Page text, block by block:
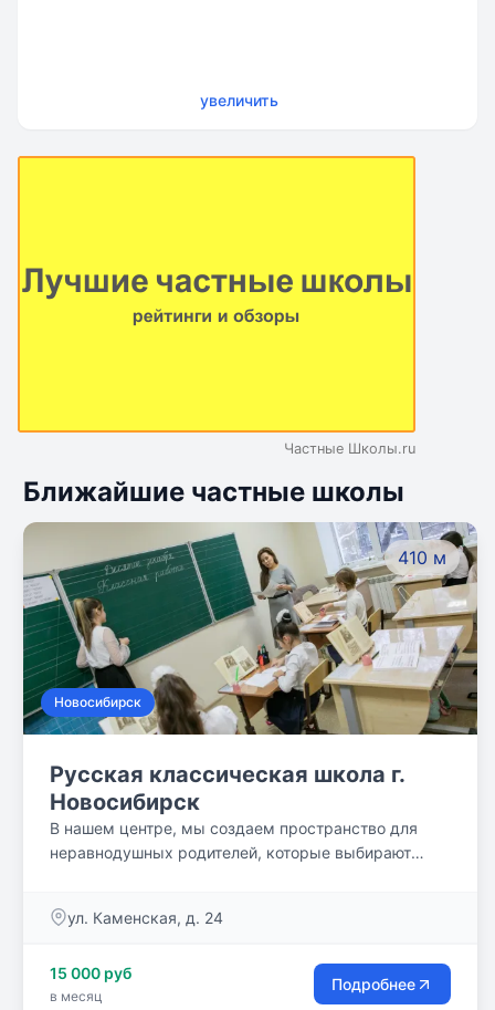
увеличить
Частные Школы.ru
Ближайшие частные школы
410 м
Новосибирск
Русская классическая школа г.
Новосибирск
В нашем центре, мы создаем пространство для
неравнодушных родителей, которые выбирают
ул. Каменская, д. 24
15 000 руб
в месяц
Подробнее